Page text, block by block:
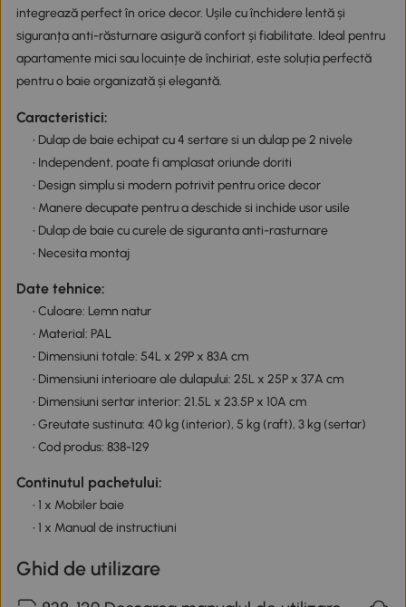
integrează perfect în orice decor. Ușile cu închidere lentă și
siguranța anti-răsturnare asigură confort și fiabilitate. Ideal pentru
apartamente mici sau locuințe de închiriat, este soluția perfectă
pentru o baie organizată și elegantă.
Caracteristici:
• Dulap de baie echipat cu 4 sertare si un dulap pe 2 nivele
• Independent, poate fi amplasat oriunde doriti
• Design simplu si modern potrivit pentru orice decor
• Manere decupate pentru a deschide si inchide usor usile
• Dulap de baie cu curele de siguranta anti-rasturnare
• Necesita montaj
Date tehnice:
• Culoare: Lemn natur
• Material: PAL
• Dimensiuni totale: 54L x 29P x 83A cm
• Dimensiuni interioare ale dulapului: 25L x 25P x 37A cm
• Dimensiuni sertar interior: 21.5L x 23.5P x 10A cm
• Greutate sustinuta: 40 kg (interior), 5 kg (raft), 3 kg (sertar)
• Cod produs: 838-129
Continutul pachetului:
• 1 x Mobiler baie
• 1 x Manual de instructiuni
Ghid de utilizare